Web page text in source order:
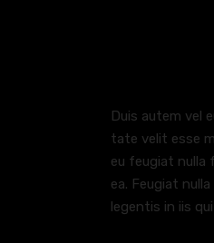
Duis autem vel
tate velit esse
eu feugiat nulla
ea. Feugiat
legentis in iis